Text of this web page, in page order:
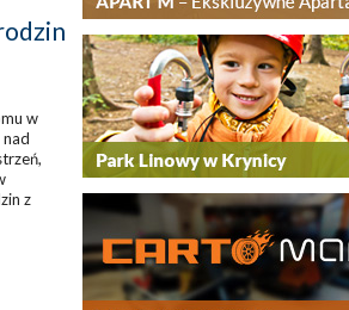
w
nad
z